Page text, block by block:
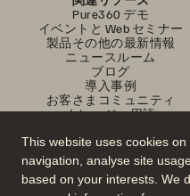
This website uses cookies
navigation, analyse site
based on your interests. We
Pure360 デモ
イベントと Web セミナー
製品その他の最新情報
ニュースルーム
ブログ
導入事例
お客さまコミュニティ
ナレッジ・用語
公
是非フォロ